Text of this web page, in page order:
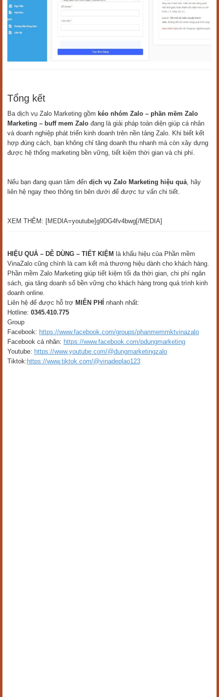
Tổng kết
Ba dịch vụ Zalo Marketing gồm kéo nhóm Zalo – phần mềm Zalo
Marketing – buff mem Zalo đang là giải pháp toàn diện giúp cá nhân
và doanh nghiệp phát triển kinh doanh trên nền tảng Zalo. Khi biết kết
hợp đúng cách, bạn không chỉ tăng doanh thu nhanh mà còn xây dựng
được hệ thống marketing bền vững, tiết kiệm thời gian và chi phí.
Nếu bạn đang quan tâm đến dịch vụ Zalo Marketing hiệu quả , hãy
liên hệ ngay theo thông tin bên dưới để được tư vấn chi tiết.
XEM THÊM: [MEDIA=youtube]g9DG4fv4bwg[/MEDIA]
HIỆU QUẢ – DỄ DÙNG – TIẾT KIỆM là khẩu hiệu của Phần mềm
VinaZalo cũng chính là cam kết mà thương hiệu dành cho khách hàng.
Phần mềm Zalo Marketing giúp tiết kiệm tối đa thời gian, chi phí ngân
sách, gia tăng doanh số bền vững cho khách hàng trong quá trình kinh
doanh online.
Liên hệ để được hỗ trợ MIỄN PHÍ
nhanh nhất:
Hotline: 0345.410.775
Group
Facebook: https://www.facebook.com/groups/phanmemmktvinazalo
Facebook cá nhân: https://www.facebook.com/pdungmarketing
Youtube: https://www.youtube.com/@dungmarketingzalo
Tiktok: https://www.tiktok.com/@vinadeplao123